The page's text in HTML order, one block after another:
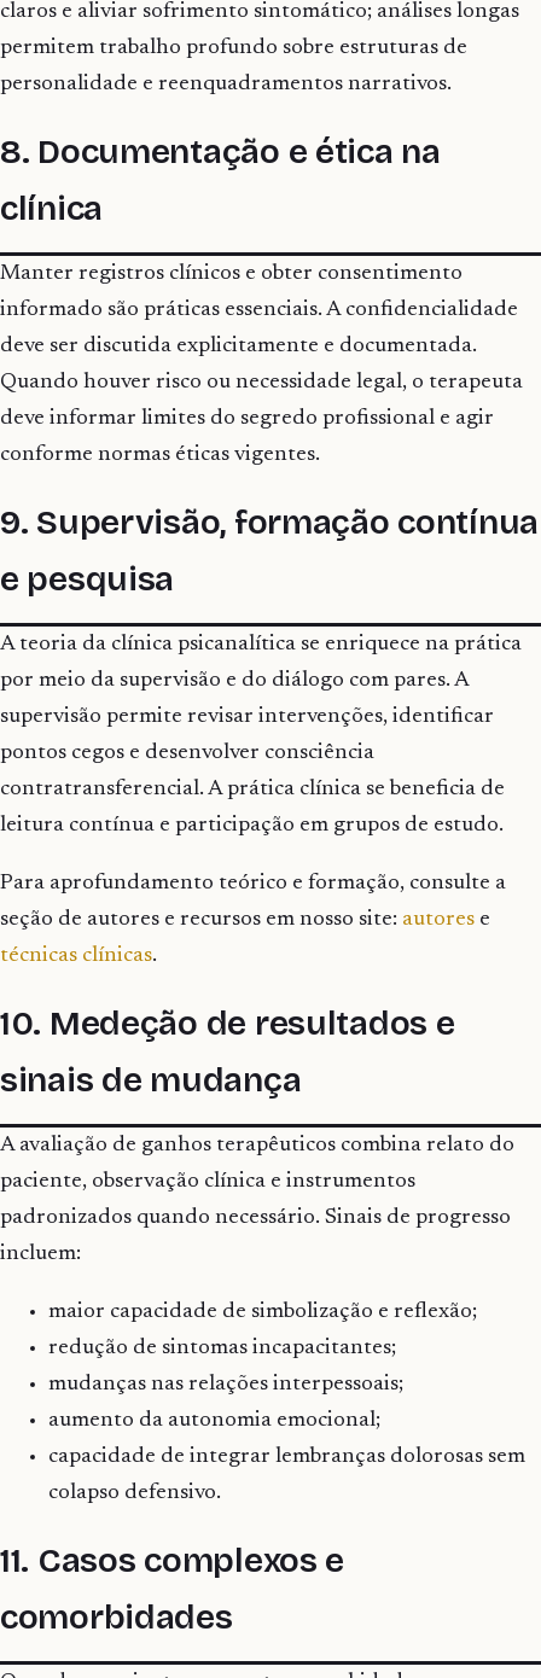
claros e aliviar sofrimento sintomático; análises longas
permitem trabalho profundo sobre estruturas de
personalidade e reenquadramentos narrativos.
8. Documentação e ética na
clínica
Manter registros clínicos e obter consentimento
informado são práticas essenciais. A confidencialidade
deve ser discutida explicitamente e documentada.
Quando houver risco ou necessidade legal, o terapeuta
deve informar limites do segredo profissional e agir
conforme normas éticas vigentes.
9. Supervisão, formação contínua
e pesquisa
A teoria da clínica psicanalítica se enriquece na prática
por meio da supervisão e do diálogo com pares. A
supervisão permite revisar intervenções, identificar
pontos cegos e desenvolver consciência
contratransferencial. A prática clínica se beneficia de
leitura contínua e participação em grupos de estudo.
Para aprofundamento teórico e formação, consulte a
seção de autores e recursos em nosso site: autores e
técnicas clínicas.
10. Medeção de resultados e
sinais de mudança
A avaliação de ganhos terapêuticos combina relato do
paciente, observação clínica e instrumentos
padronizados quando necessário. Sinais de progresso
incluem:
maior capacidade de simbolização e reflexão;
redução de sintomas incapacitantes;
mudanças nas relações interpessoais;
aumento da autonomia emocional;
capacidade de integrar lembranças dolorosas sem
colapso defensivo.
11. Casos complexos e
comorbidades